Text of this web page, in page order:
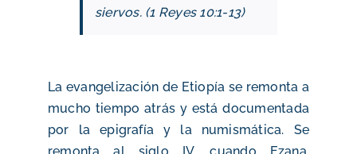
siervos. (1 Reyes 10:1-13)
La evangelización de Etiopía se remonta a
mucho tiempo atrás y está documentada
por la epigrafía y la numismática. Se